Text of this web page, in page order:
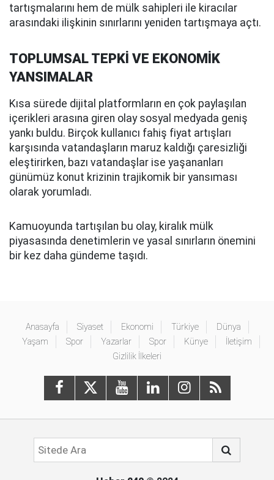
tartışmalarını hem de mülk sahipleri ile kiracılar
arasındaki ilişkinin sınırlarını yeniden tartışmaya açtı.
TOPLUMSAL TEPKİ VE EKONOMİK
YANSIMALAR
Kısa sürede dijital platformların en çok paylaşılan
içerikleri arasına giren olay sosyal medyada geniş
yankı buldu. Birçok kullanıcı fahiş fiyat artışları
karşısında vatandaşların maruz kaldığı çaresizliği
eleştirirken, bazı vatandaşlar ise yaşananları
günümüz konut krizinin trajikomik bir yansıması
olarak yorumladı.
Kamuoyunda tartışılan bu olay, kiralık mülk
piyasasında denetimlerin ve yasal sınırların önemini
bir kez daha gündeme taşıdı.
Anasayfa Siyaset Ekonomi Türkiye
Dünya
Yaşam
Spor Yazarlar Spor Künye
İletişim
Gizlilik İlkeleri